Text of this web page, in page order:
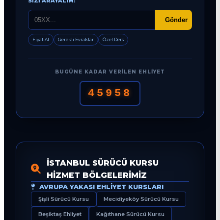
Gönder
Fiyat Al Gerekli Evraklar Özel Ders
BUGÜNE KADAR VERILEN EHLIYET
45958
İSTANBUL SÜRÜCÜ KURSU
HIZMET BÖLGELERIMIZ
AVRUPA YAKASI EHLIYET KURSLARI
Şişli Sürücü Kursu Mecidiyeköy Sürücü Kursu
Beşiktaş Ehliyet Kağıthane Sürücü Kursu